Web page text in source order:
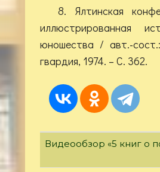
8. Ялтинская
иллюстрированная
юношества / авт.-
гвардия, 1974. – С. 362.
Видеообзор «5 книг о